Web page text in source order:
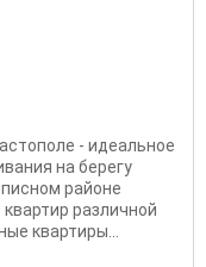
- идеальное
на берегу
районе
различной
квартиры...